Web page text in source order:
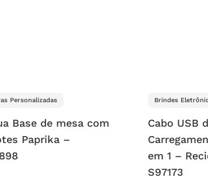
Personalizadas
Base de mesa com
Paprika –
Brindes
Cabo USB
em 1 –
S97173